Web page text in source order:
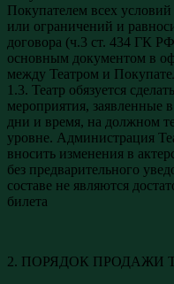
Покупателем всех
или ограничений и
договора (ч.3 ст. 434 ГК
основным документом в
между Театром и
1.3. Театр обязуется
мероприятия, заявленные
дни и время, на должном
уровне. Администрация
вносить изменения в
без предварительного
составе не являются
билета
2. ПОРЯДОК ПРОДАЖИ